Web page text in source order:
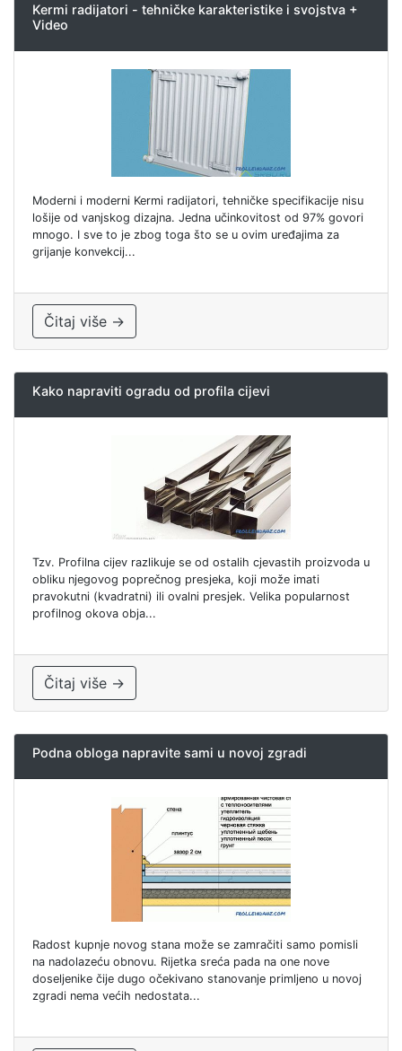
Kermi radijatori - tehničke karakteristike i svojstva +
Video
Moderni i moderni Kermi radijatori, tehničke specifikacije nisu
lošije od vanjskog dizajna. Jedna učinkovitost od 97% govori
mnogo. I sve to je zbog toga što se u ovim uređajima za
grijanje konvekcij...
Čitaj više →
Kako napraviti ogradu od profila cijevi
Tzv. Profilna cijev razlikuje se od ostalih cjevastih proizvoda u
obliku njegovog poprečnog presjeka, koji može imati
pravokutni (kvadratni) ili ovalni presjek. Velika popularnost
profilnog okova obja...
Čitaj više →
Podna obloga napravite sami u novoj zgradi
Radost kupnje novog stana može se zamračiti samo pomisli
na nadolazeću obnovu. Rijetka sreća pada na one nove
doseljenike čije dugo očekivano stanovanje primljeno u novoj
zgradi nema većih nedostata...